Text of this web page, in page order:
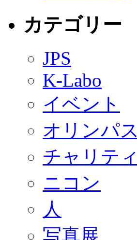
カテゴリー
JPS
K-Labo
イベント
オリンパス
チャリティ
ニコン
人
写真展